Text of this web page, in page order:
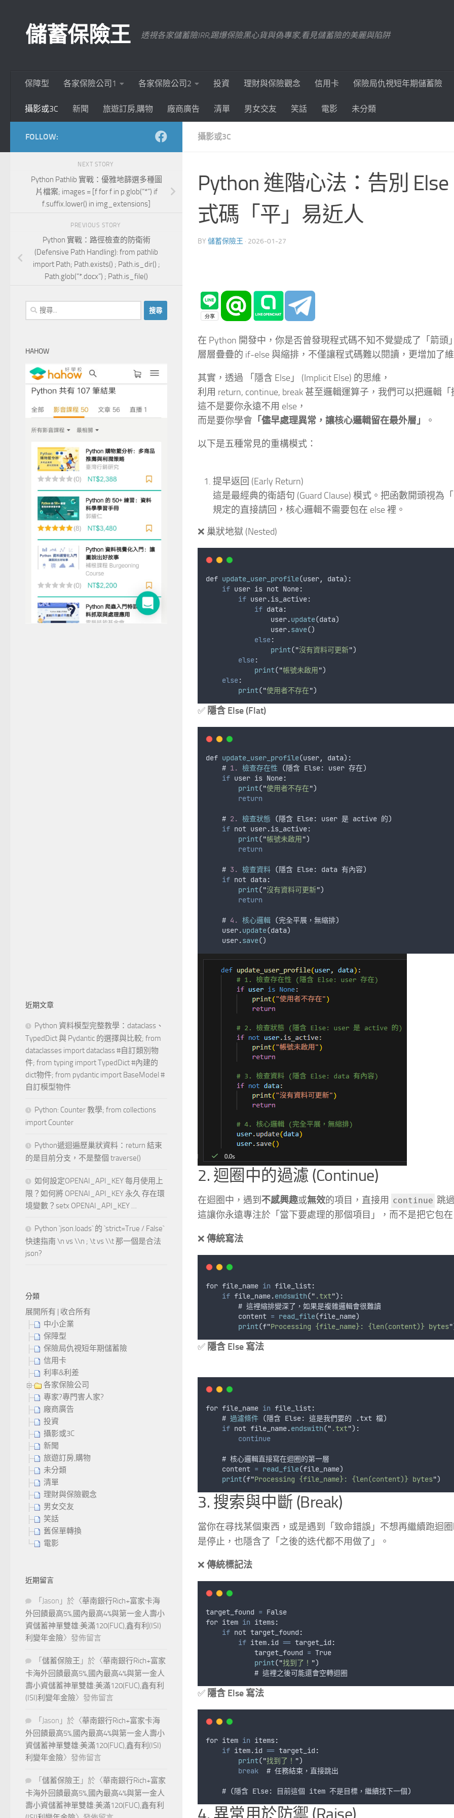
儲蓄保險王 透視各家儲蓄險IRR,踢爆保險黑心貨與偽專家,看見儲蓄險的美麗與陷阱
保障型 各家保險公司1 各家保險公司2 投資 理財與保險觀念 信用卡 保險局仇視短年期儲蓄險
攝影或3C 新聞 旅遊訂房,購物 廠商廣告 清單 男女交友 笑話 電影 未分類
攝影或3C
Python 進階心法：告別
式碼「平」易近人
BY 儲蓄保險王 · 2026-01-27
在 Python 開發中，你是否曾發現程式碼不知不覺變成了「箭頭
層層疊疊的 if-else 與縮排，不僅讓程式碼難以閱讀，更增加了
其實，透過 「隱含 Else」 (Implicit Else) 的思維，
利用 return, continue, break 甚至邏輯運算子，我們可以把邏輯「
這不是要你永遠不用 else，
而是要你學會 「儘早處理異常，讓核心邏輯留在最外層」 。
以下是五種常見的重構模式：
提早返回 (Early Return)
這是最經典的衛語句 (Guard Clause) 模式。把函數開頭視為
規定的直接請回，核心邏輯不需要包在 else 裡。
❌ 巢狀地獄 (Nested)
def update_user_profile(user, data):
if user is not None:
if user.is_active:
if data:
user.update(data)
user.save()
else:
print("沒有資料可更新")
else:
print("帳號未啟用")
else:
print("使用者不存在")
✅ 隱含 Else (Flat)
def update_user_profile(user, data):
    #
1. 檢查存在性 (隱含 Else: user 存在)
if user is None:
print("使用者不存在")
return
    #
2. 檢查狀態 (隱含 Else: user 是 active 的)
if not user.is_active:
print("帳號未啟用")
return
    #
3. 檢查資料 (隱含 Else: data 有內容)
if not data:
print("沒有資料可更新")
return
    #
4. 核心邏輯 (完全平展 ， 無縮排)
user.update(data)
user.save()
2. 迴圈中的過濾 (Continue)
在迴圈中，遇到 不感興趣或無效的項目，直接用 continue 跳
這讓你永遠專注於「當下要處理的那個項目」，而不是把它包在
❌ 傳統寫法
for file_name in file_list:
if file_name.endswith(" .txt"):
        #
這裡縮排變深了 ， 如果是複雜邏輯會很難讀
content = read_file(file_name)
print(f"Processing {file_name}: {len(content)} bytes"
✅ 隱含 Else 寫法
for file_name in file_list:
    #
過濾條件 (隱含 Else: 這是我們要的 .txt 檔)
if not file_name.endswith(" .txt"):
continue
    #
核心邏輯直接寫在迴圈的第一層
content = read_file(file_name)
print(f"Processing {file_name}: {len(content)} bytes")
3. 搜索與中斷 (Break)
當你在尋找某個東西，或是遇到「致命錯誤」不想再繼續跑迴圈
是停止，也隱含了「之後的迭代都不用做了」。
❌ 傳統標記法
target_found = False
for item in items:
if not target_found :
if item.id == target_id :
target_found = True
print("找到了！ ")
            #
這裡之後可能還會空轉迴圈
✅ 隱含 Else 寫法
for item in items:
if item.id == target_id :
print("找到了！ ")
break
  #
任務結束 ， 直接跳出
    # (
隱含 Else: 目前這個 item 不是目標 ， 繼續找下一個)
4. 異常用於防禦 (Raise)
FOLLOW:
NEXT STORY
Python Pathlib 實戰：優雅地篩選多種圖
片檔案; images = [f for f in p.glob(“*”) if
f.suffix.lower() in img_extensions]
PREVIOUS STORY
Python 實戰：路徑檢查的防衛術
(Defensive Path Handling): from pathlib
import Path; Path.exists() ; Path.is_dir() ;
Path.glob(“*.docx”) ; Path.is_file()
搜
尋
字:
HAHOW
近期文章
Python 資料模型完整教學：dataclass、
TypedDict 與 Pydantic 的選擇與比較; from
dataclasses import dataclass #自訂類別物
件; from typing import TypedDict #內建的
dict物件; from pydantic import BaseModel #
自訂模型物件
Python: Counter 教學; from collections
import Counter
Python遞迴遍歷巢狀資料：return 結束
的是目前分支，不是整個 traverse()
如何設定OPENAI_API_KEY 每月使用上
限？如何將 OPENAI_API_KEY 永久 存在環
境變數？setx OPENAI_API_KEY …
Python `json.loads` 的 `strict=True / False`
快速指南 \n vs \\n ; \t vs \\t 那一個是合法
json?
分類
展開所有 | 收合所有
中小企業
保障型
保險局仇視短年期儲蓄險
信用卡
利率&利差
各家保險公司
專家?專門害人家?
廠商廣告
投資
攝影或3C
新聞
旅遊訂房,購物
未分類
清單
理財與保險觀念
男女交友
笑話
舊保單轉換
電影
近期留言
「 Jason 」於〈華南銀行Rich+富家卡海
外回饋最高5%,國內最高4%與第一金人壽小
資儲蓄神單雙雄:美滿120(FUC),鑫有利(ISI)
利變年金險〉發佈留言
「 儲蓄保險王 」於〈華南銀行Rich+富家
卡海外回饋最高5%,國內最高4%與第一金人
壽小資儲蓄神單雙雄:美滿120(FUC),鑫有利
(ISI)利變年金險〉發佈留言
「 Jason 」於〈華南銀行Rich+富家卡海
外回饋最高5%,國內最高4%與第一金人壽小
資儲蓄神單雙雄:美滿120(FUC),鑫有利(ISI)
利變年金險〉發佈留言
「 儲蓄保險王 」於〈華南銀行Rich+富家
卡海外回饋最高5%,國內最高4%與第一金人
壽小資儲蓄神單雙雄:美滿120(FUC),鑫有利